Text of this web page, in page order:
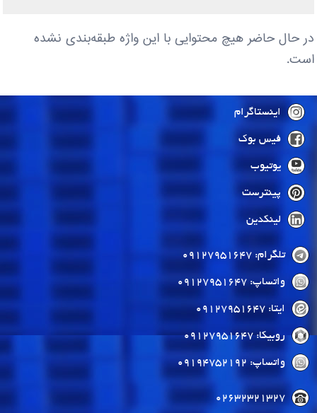
در حال حاضر هیچ محتوایی با این واژه طبقه‌بندی نشده
است.
اینستاگرام
فیس بوک
یوتیوب
پینترست
لینکدین
تلگرام: 09127951647
واتساپ: 09127951647
ایتا: 09127951647
روبیکا: 09127951647
واتساپ: 09194752192
02632321327